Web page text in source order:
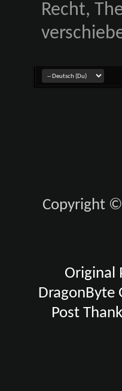
Recht,
Copyright
Original
DragonByte
Post